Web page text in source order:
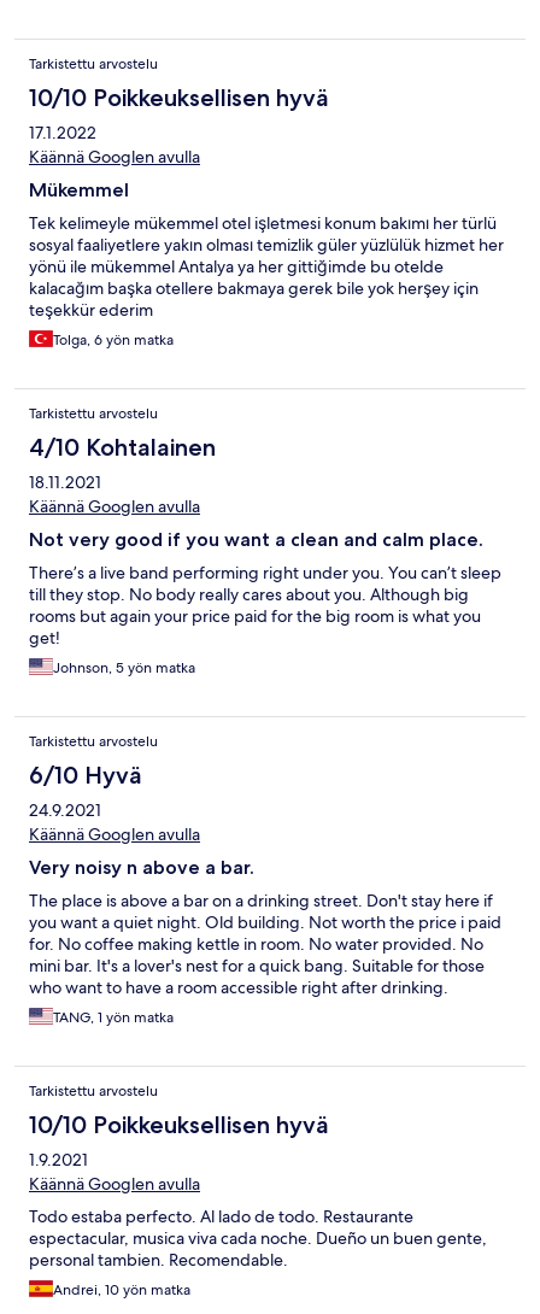
Tarkistettu arvostelu
10/10 Poikkeuksellisen hyvä
17.1.2022
Käännä Googlen avulla
Mükemmel
Tek kelimeyle mükemmel otel işletmesi konum bakımı her türlü
sosyal faaliyetlere yakın olması temizlik güler yüzlülük hizmet her
yönü ile mükemmel Antalya ya her gittiğimde bu otelde
kalacağım başka otellere bakmaya gerek bile yok herşey için
teşekkür ederim
Tolga, 6 yön matka
Tarkistettu arvostelu
4/10 Kohtalainen
18.11.2021
Käännä Googlen avulla
Not very good if you want a clean and calm place.
There’s a live band performing right under you. You can’t sleep
till they stop. No body really cares about you. Although big
rooms but again your price paid for the big room is what you
get!
Johnson, 5 yön matka
Tarkistettu arvostelu
6/10 Hyvä
24.9.2021
Käännä Googlen avulla
Very noisy n above a bar.
The place is above a bar on a drinking street. Don't stay here if
you want a quiet night. Old building. Not worth the price i paid
for. No coffee making kettle in room. No water provided. No
mini bar. It's a lover's nest for a quick bang. Suitable for those
who want to have a room accessible right after drinking.
TANG, 1 yön matka
Tarkistettu arvostelu
10/10 Poikkeuksellisen hyvä
1.9.2021
Käännä Googlen avulla
Todo estaba perfecto. Al lado de todo. Restaurante
espectacular, musica viva cada noche. Dueño un buen gente,
personal tambien. Recomendable.
Andrei, 10 yön matka